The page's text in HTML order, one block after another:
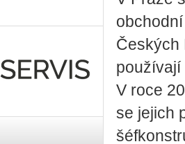
Českých
používají
V roce
se jejich